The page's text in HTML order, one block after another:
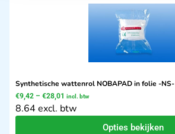
Synthetische wattenrol NOBAPAD in folie -NS-
€9,42 – €28,01 incl. btw
8.64 excl. btw
Opties bekijken